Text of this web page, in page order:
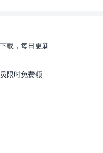
载，每日更新
限时免费领